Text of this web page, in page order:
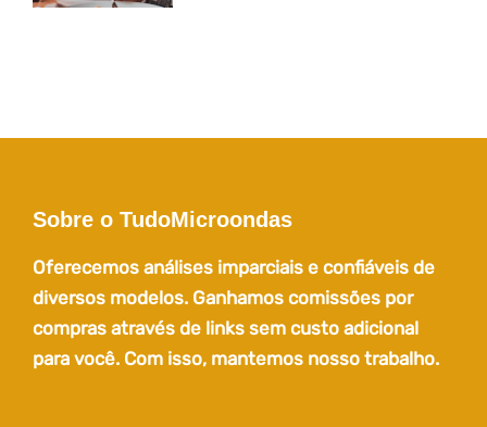
Sobre o TudoMicroondas
Oferecemos análises imparciais e confiáveis de
diversos modelos. Ganhamos comissões por
compras através de links sem custo adicional
para você. Com isso, mantemos nosso trabalho.